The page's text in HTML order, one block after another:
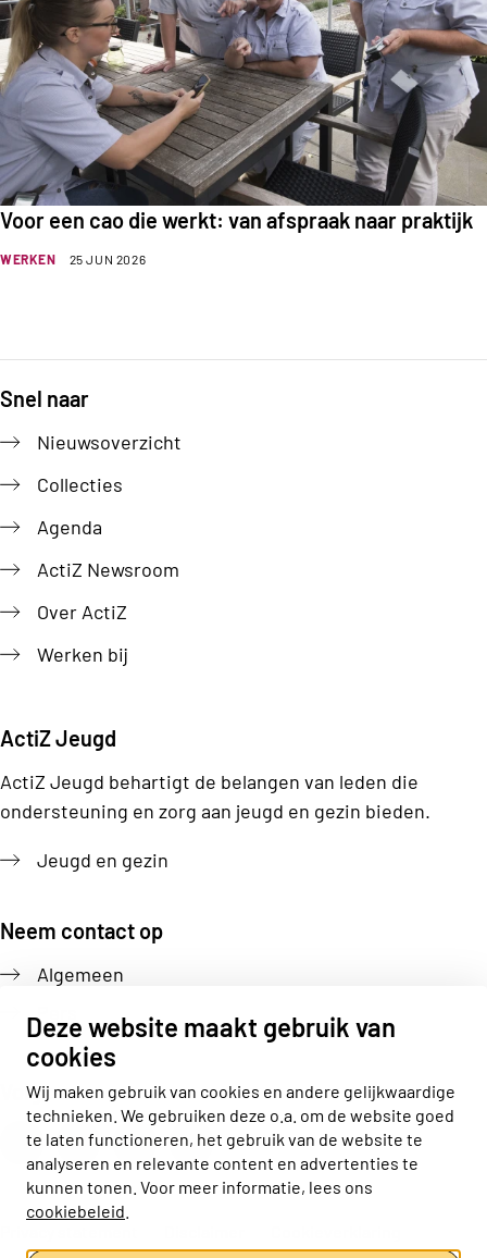
Deze website maakt gebruik van
cookies
Wij maken gebruik van cookies en andere gelijkwaardige
technieken. We gebruiken deze o.a. om de website goed
te laten functioneren, het gebruik van de website te
analyseren en relevante content en advertenties te
kunnen tonen. Voor meer informatie, lees ons
cookiebeleid
WERKEN 25 JUN 2026
Voor een cao die werkt: van afspraak naar praktijk
Snel naar
Nieuwsoverzicht
Collecties
Agenda
ActiZ Newsroom
Over ActiZ
Werken bij
ActiZ Jeugd
ActiZ Jeugd behartigt de belangen van leden die
ondersteuning en zorg aan jeugd en gezin bieden.
Jeugd en gezin
Neem contact op
Algemeen
Pers
Volg ons
Actiz linkedin
Actiz instagram
Actiz youtube
Actiz facebook